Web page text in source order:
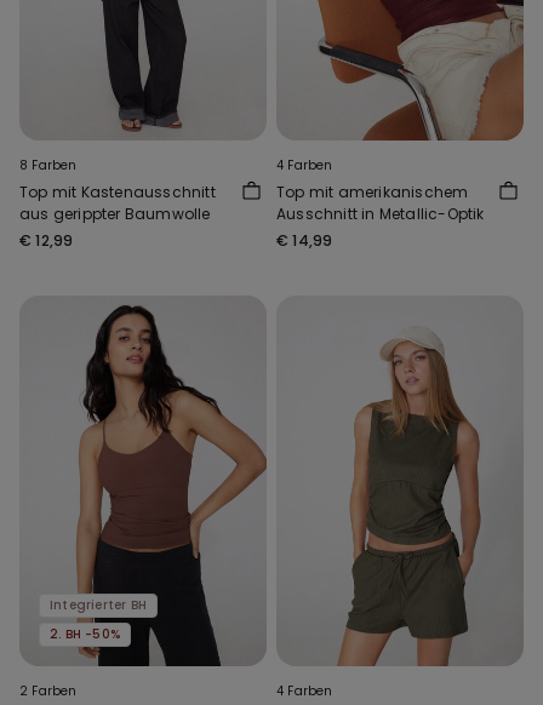
8 Farben
Top mit Kastenausschnitt
aus gerippter Baumwolle
€ 12,99
4 Farben
Top mit amerikanischem
Ausschnitt in Metallic-Optik
€ 14,99
Integrierter BH
2. BH -50%
2 Farben 4 Farben